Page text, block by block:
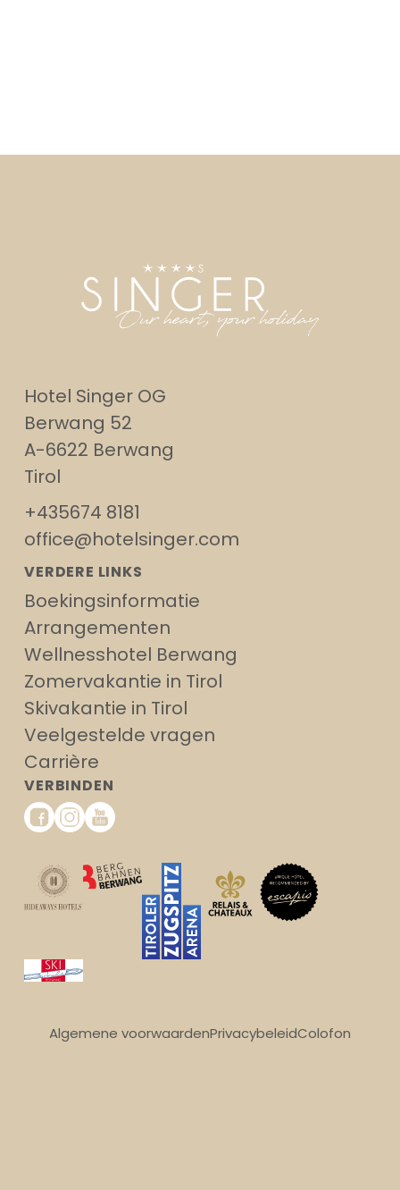
Hotel Singer OG
Berwang 52
A-6622 Berwang
Tirol
+435674 8181
office@hotelsinger.com
VERDERE LINKS
Boekingsinformatie
Arrangementen
Wellnesshotel Berwang
Zomervakantie in Tirol
Skivakantie in Tirol
Veelgestelde vragen
Carrière
VERBINDEN
Algemene voorwaardenPrivacybeleidColofon